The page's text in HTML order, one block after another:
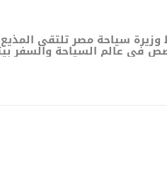
مصر تلتقى المذيع الأمريكي
السياحة والسفر بيتر جرينبرج